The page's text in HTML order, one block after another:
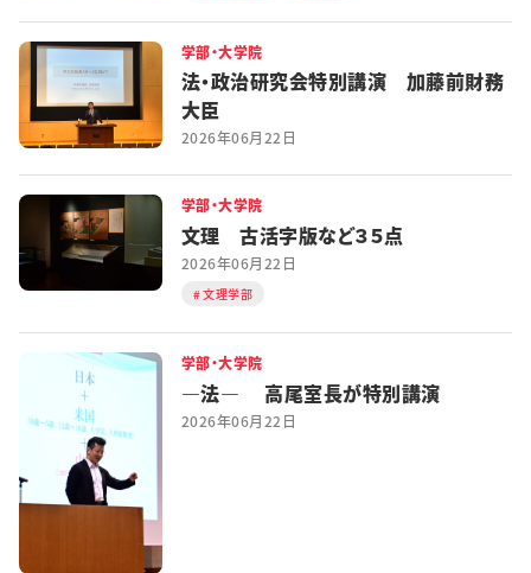
学部・大学院
法・政治研究会特別講演 加藤前財務
大臣
2026年06月22日
学部・大学院
文理 古活字版など３５点
2026年06月22日
文理学部
学部・大学院
―法― 高尾室長が特別講演
2026年06月22日